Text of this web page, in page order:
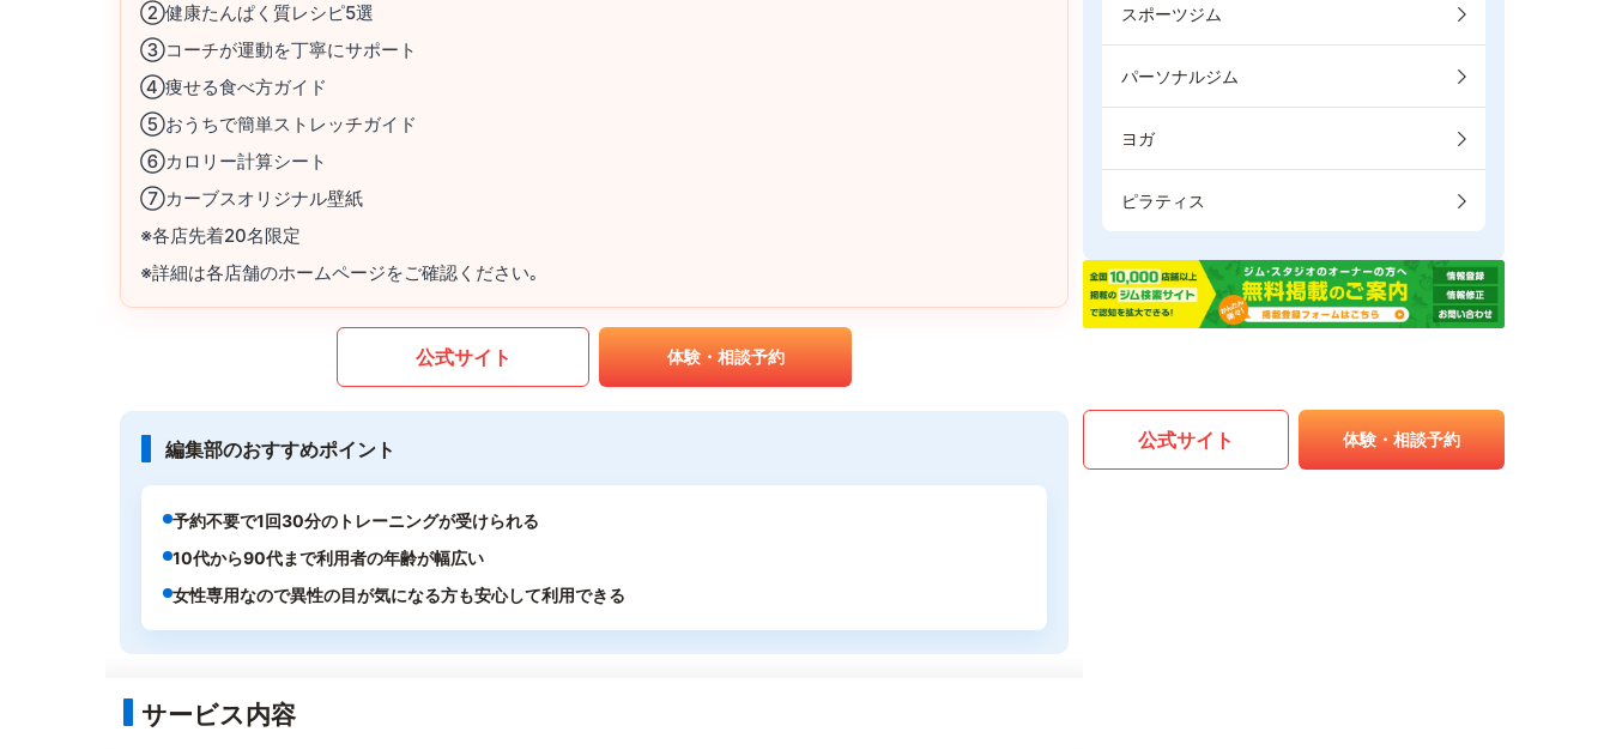
②健康たんぱく質レシピ5選
③コーチが運動を丁寧にサポート
④痩せる食べ方ガイド
⑤おうちで簡単ストレッチガイド
⑥カロリー計算シート
⑦カーブスオリジナル壁紙
※各店先着20名限定
※詳細は各店舗のホームページをご確認ください｡
公式サイト 体験・相談予約
編集部のおすすめポイント
予約不要で1回30分のトレーニングが受けられる
10代から90代まで利用者の年齢が幅広い
女性専用なので異性の目が気になる方も安心して利用できる
サービス内容
スポーツジム
パーソナルジム
ヨガ
ピラティス
公式サイト 体験・相談予約